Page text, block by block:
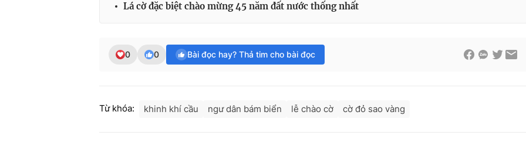
Lá cờ đặc biệt chào mừng 45 năm đất nước thống nhất
0 0 Bài đọc hay? Thả tim cho bài đọc
Từ khóa: khinh khí cầu ngư dân bám biển lễ chào cờ cờ đỏ sao vàng